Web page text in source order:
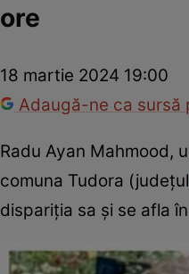
ore
18 martie 2024 19:00
Adaugă-ne ca sursă
Radu Ayan Mahmood,
comuna Tudora (județul
dispariția sa și se afla